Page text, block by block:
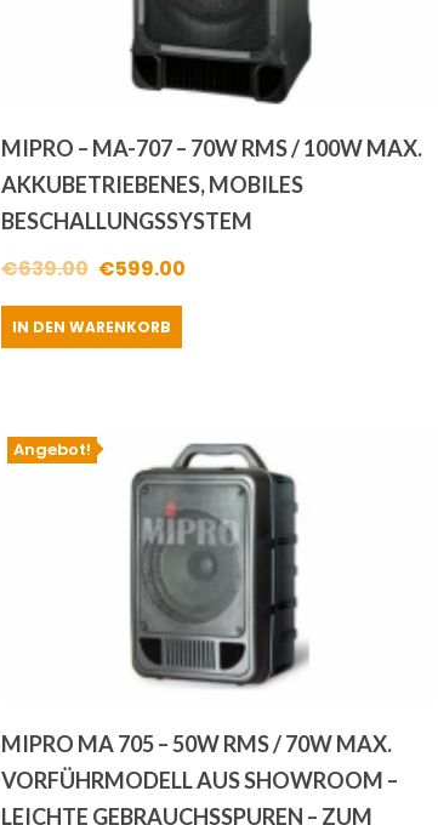
MIPRO – MA-707 – 70W RMS / 100W MAX.
AKKUBETRIEBENES, MOBILES
BESCHALLUNGSSYSTEM
€639.00 Ursprünglicher
Preis
war:
€599.00
IN DEN WARENKORB
Angebot!
MIPRO MA 705 – 50W RMS / 70W MAX.
VORFÜHRMODELL AUS SHOWROOM –
LEICHTE GEBRAUCHSSPUREN – ZUM